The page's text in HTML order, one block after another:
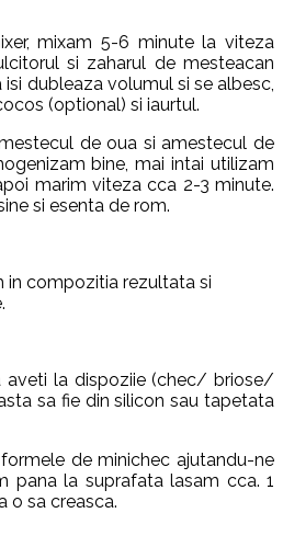
mixam 5-6 minute la viteza
si zaharul de mesteacan
dubleaza volumul si se albesc,
(optional) si iaurtul.
de oua si amestecul de
bine, mai intai utilizam
marim viteza cca 2-3 minute.
si esenta de rom.
in compozitia rezultata si
aveti la dispoziie (chec/ briose/
sa fie din silicon sau tapetata
de minichec ajutandu-ne
pana la suprafata lasam cca. 1
o sa creasca.